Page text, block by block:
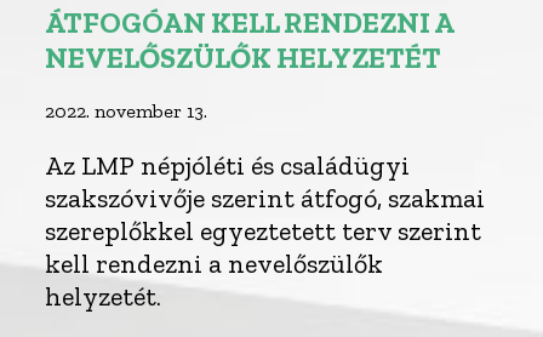
ÁTFOGÓAN KELL RENDEZNI A
NEVELŐSZÜLŐK HELYZETÉT
2022. november 13.
Az LMP népjóléti és családügyi
szakszóvivője szerint átfogó, szakmai
szereplőkkel egyeztetett terv szerint
kell rendezni a nevelőszülők
helyzetét.